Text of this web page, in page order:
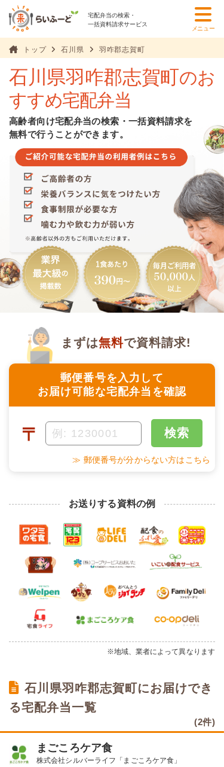
宅配弁当の検索・
一括資料請求サービス
メニュー
トップ 石川県 羽咋郡志賀町
石川県羽咋郡志賀町のお
すすめ宅配弁当
高齢者向け宅配弁当の検索・一括資料請求を
無料で行うことができます。
郵便番号を入力して
お届け可能な宅配弁当を確認
まずは無料で資料請求!
〒 検索
≫ 郵便番号が分からない方はこちら
お送りする資料の例
※地域、業者によって異なります
石川県羽咋郡志賀町にお届けでき
る宅配弁当一覧
(2件)
まごころケア食
株式会社シルバーライフ「まごころケア食」